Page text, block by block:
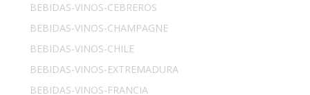
BEBIDAS-VINOS-CEBREROS
BEBIDAS-VINOS-CHAMPAGNE
BEBIDAS-VINOS-CHILE
BEBIDAS-VINOS-EXTREMADURA
BEBIDAS-VINOS-FRANCIA